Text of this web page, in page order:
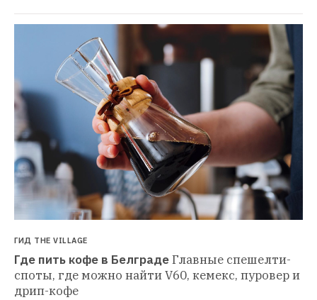
ГИД THE VILLAGE
Где пить кофе в БелградеГлавные спешелти-
споты, где можно найти V60, кемекс, пуровер и
дрип-кофе